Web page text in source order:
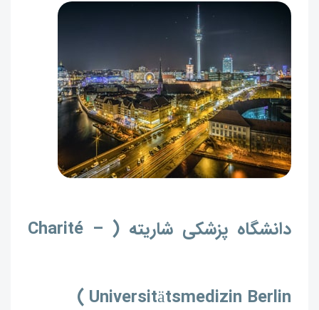
دانشگاه پزشکی شاریته ( Charité –
Universitätsmedizin Berlin )